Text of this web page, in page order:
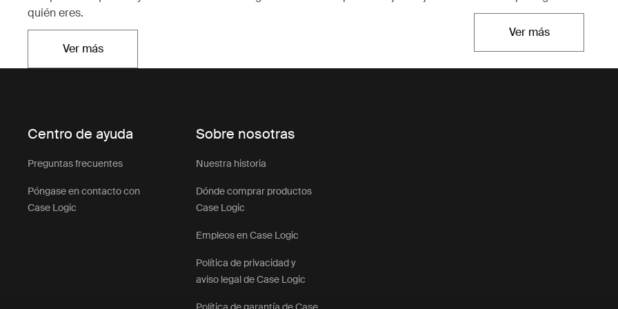
quién eres.
Ver másSe abre en una nueva pestaña
Ver másSe abre en una
Centro de ayuda
Preguntas frecuentes
Póngase en contacto con
Case Logic
Sobre nosotras
Nuestra historia
Dónde comprar productos
Case Logic
Empleos en Case Logic
Política de privacidad y
aviso legal de Case Logic